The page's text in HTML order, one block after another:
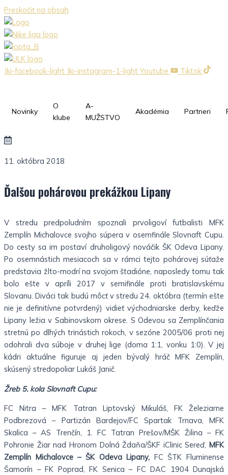
Preskočiť na obsah
Jki-facebook-light Jki-instagram-1-light Youtube Tiktok
Novinky
O
klube
A-
MUŽSTVO
Akadémia Partneri
11. októbra 2018
Ďalšou pohárovou prekážkou Lipany
V stredu predpoludním spoznali prvoligoví futbalisti MFK
Zemplín Michalovce svojho súpera v osemfinále Slovnaft Cupu.
Do cesty sa im postaví druholigový nováčik ŠK Odeva Lipany.
Po osemnástich mesiacoch sa v rámci tejto pohárovej súťaže
predstavia žlto-modrí na svojom štadióne, naposledy tomu tak
bolo ešte v apríli 2017 v semifinále proti bratislavskému
Slovanu. Diváci tak budú môcť v stredu 24. októbra (termín ešte
nie je definitívne potvrdený) vidieť východniarske derby, keďže
Lipany ležia v Sabinovskom okrese. S Odevou sa Zemplínčania
stretnú po dlhých trinástich rokoch, v sezóne 2005/06 proti nej
odohrali dva súboje v druhej lige (doma 1:1, vonku 1:0). V jej
kádri aktuálne figuruje aj jeden bývalý hráč MFK Zemplín,
skúsený stredopoliar Lukáš Janič.
Žreb 5. kola Slovnaft Cupu:
FC Nitra – MFK Tatran Liptovský Mikuláš, FK Železiarne
Podbrezová – Partizán Bardejov/FC Spartak Trnava, MFK
Skalica – AS Trenčín, 1. FC Tatran Prešov/MŠK Žilina – FK
Pohronie Žiar nad Hronom Dolná Ždaňa/ŠKF iClinic Sereď, MFK
Zemplín Michalovce – ŠK Odeva Lipany, FC ŠTK Fluminense
Šamorín – FK Poprad, FK Senica – FC DAC 1904 Dunajská